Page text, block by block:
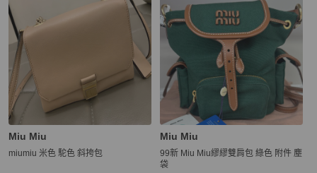
Miu Miu
miumiu 米色 駝色 斜挎包
Miu Miu
99新 Miu Miu繆繆雙肩包 綠色 附件 塵
袋